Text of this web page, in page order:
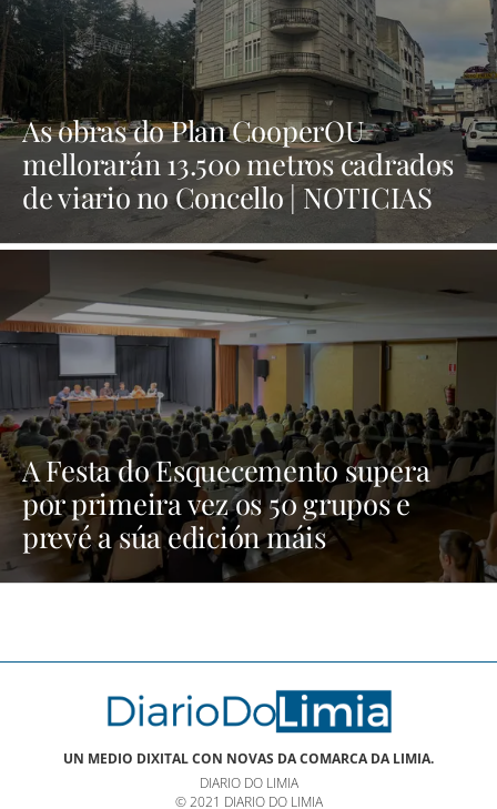
As obras do Plan CooperOU
mellorarán 13.500 metros cadrados
de viario no Concello | NOTICIAS
A Festa do Esquecemento supera
por primeira vez os 50 grupos e
prevé a súa edición máis
multitudinaria | NOTICIAS XINZO
UN MEDIO DIXITAL CON NOVAS DA COMARCA DA LIMIA.
DIARIO DO LIMIA
© 2021 DIARIO DO LIMIA